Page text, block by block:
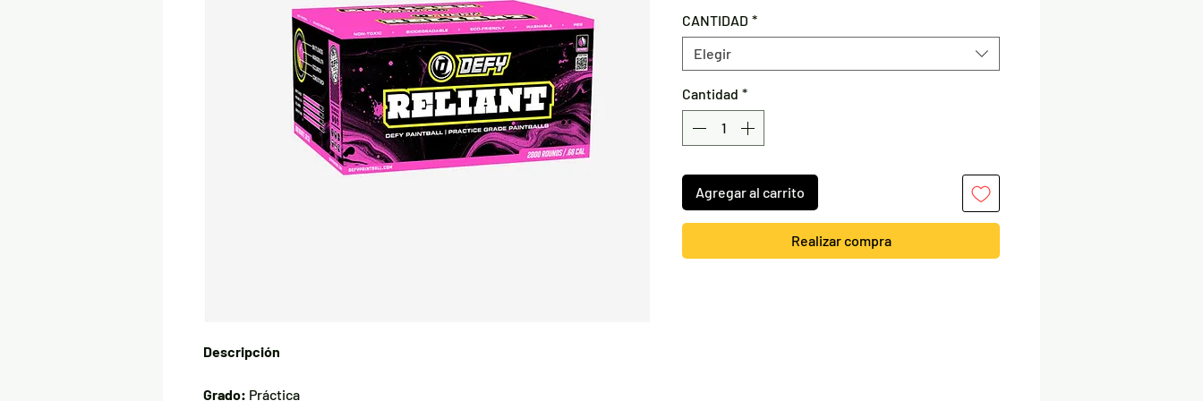
Descripción
Grado: Práctica
CANTIDAD *
Elegir
Cantidad *
Agregar al carrito
Realizar compra